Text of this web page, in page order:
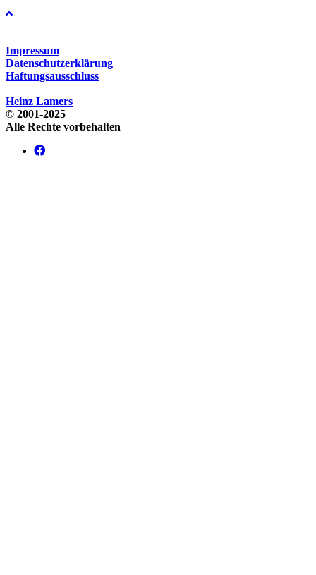
Impressum
Datenschutzerklärung
Haftungsausschluss
Heinz Lamers
© 2001-2025
Alle Rechte vorbehalten